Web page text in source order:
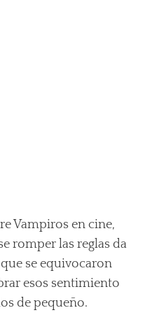
Vampiros en cine,
romper las reglas da
se equivocaron
esos sentimiento
de pequeño.